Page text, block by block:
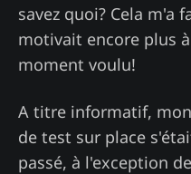
savez quoi? Cela m'a
motivait encore plus
moment voulu!
A titre informatif,
de test sur place
passé, à l'exception